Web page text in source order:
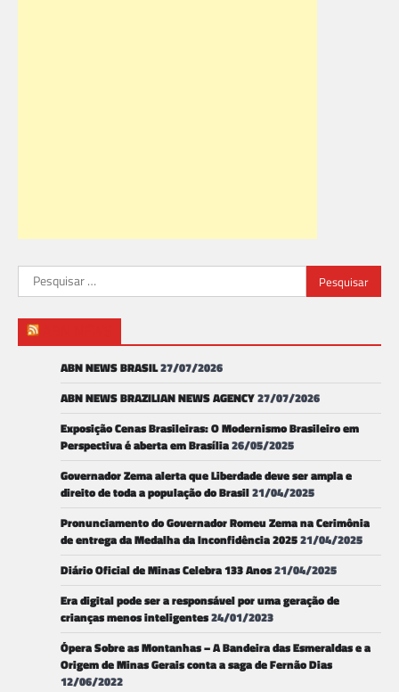
Pesquisar
por:
ABN NEWS BRASIL27/07/2026
ABN NEWS BRAZILIAN NEWS AGENCY27/07/2026
Exposição Cenas Brasileiras: O Modernismo Brasileiro em
Perspectiva é aberta em Brasília26/05/2025
Governador Zema alerta que Liberdade deve ser ampla e
direito de toda a população do Brasil21/04/2025
Pronunciamento do Governador Romeu Zema na Cerimônia
de entrega da Medalha da Inconfidência 202521/04/2025
Diário Oficial de Minas Celebra 133 Anos21/04/2025
Era digital pode ser a responsável por uma geração de
crianças menos inteligentes24/01/2023
Ópera Sobre as Montanhas – A Bandeira das Esmeraldas e a
Origem de Minas Gerais conta a saga de Fernão Dias
12/06/2022